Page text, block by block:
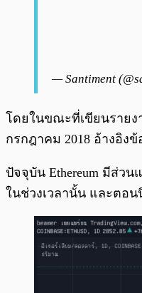
— Santiment
โดยในขณะที่เขียนรายง
กรกฎาคม 2018 อ้างอิงข้
ปัจจุบัน Ethereum มีส่ว
ในช่วงเวลานั้น และตอ